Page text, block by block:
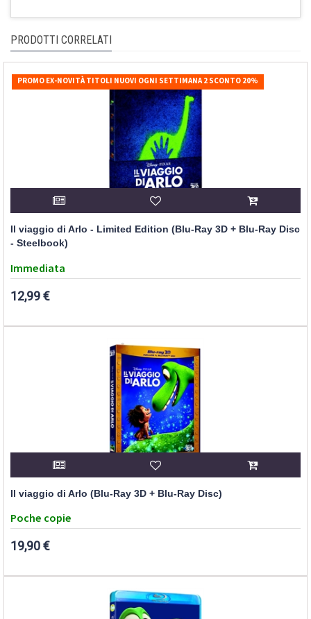
PRODOTTI CORRELATI
PROMO EX-NOVITÀ TITOLI NUOVI OGNI SETTIMANA 2 SCONTO 20%
Il viaggio di Arlo - Limited Edition (Blu-Ray 3D + Blu-Ray Disc
- Steelbook)
Immediata
12,99 €
Il viaggio di Arlo (Blu-Ray 3D + Blu-Ray Disc)
Poche copie
19,90 €